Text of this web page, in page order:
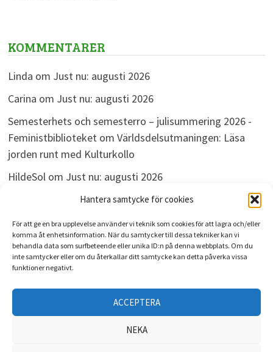
Hantera samtycke för cookies
För att ge en bra upplevelse använder vi teknik som cookies för att lagra och/eller
komma åt enhetsinformation. När du samtycker till dessa tekniker kan vi
behandla data som surfbeteende eller unika ID:n på denna webbplats. Om du
inte samtycker eller om du återkallar ditt samtycke kan detta påverka vissa
funktioner negativt.
ACCEPTERA
NEKA
KOMMENTARER
Linda om Just nu: augusti 2026
Carina om Just nu: augusti 2026
Semesterhets och semesterro – julisummering 2026 -
Feministbiblioteketom Världsdelsutmaningen: Läsa
jorden runt med Kulturkollo
HildeSolom Just nu: augusti 2026
omJust nu: augusti 2026
ARKIV